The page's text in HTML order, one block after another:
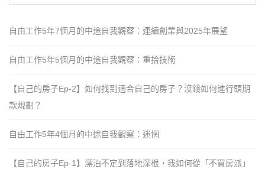
自由工作5年7個月的中途自我觀察：連續創業與2025年展望
自由工作5年5個月的中途自我觀察：重拾技術
【自己的房子Ep-2】如何找到適合自己的房子？沒錢如何進行頭期
款規劃？
自由工作5年4個月的中途自我觀察：迷惘
【自己的房子Ep-1】漂泊不定到落地深根，我如何從「不買房派」